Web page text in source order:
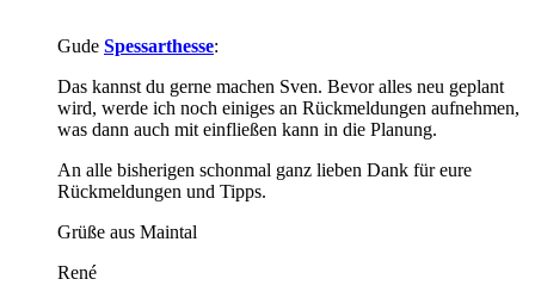
Gude Spessarthesse:
Das kannst du gerne machen Sven. Bevor alles neu geplant
wird, werde ich noch einiges an Rückmeldungen aufnehmen,
was dann auch mit einfließen kann in die Planung.
An alle bisherigen schonmal ganz lieben Dank für eure
Rückmeldungen und Tipps.
Grüße aus Maintal
René